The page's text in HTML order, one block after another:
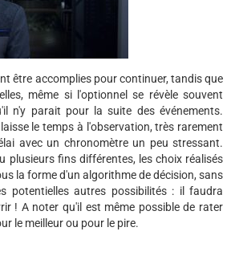
être accomplies pour continuer, tandis que
même si l'optionnel se révèle souvent
n'y parait pour la suite des événements.
le temps à l'observation, très rarement
avec un chronomètre un peu stressant.
plusieurs fins différentes, les choix réalisés
la forme d'un algorithme de décision, sans
potentielles autres possibilités : il faudra
! A noter qu'il est même possible de rater
le meilleur ou pour le pire.